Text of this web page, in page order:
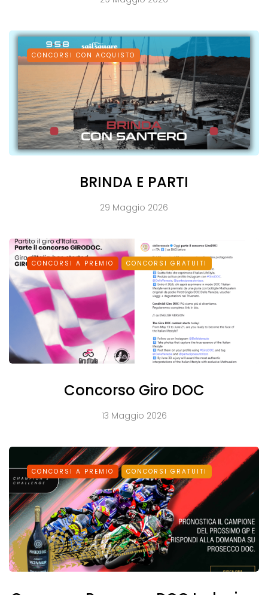
CONCORSI CON ACQUISTO
BRINDA E PARTI
29 Maggio 2026
CONCORSI A PREMIO CONCORSI GRATUITI
Concorso Giro DOC
13 Maggio 2026
CONCORSI A PREMIO CONCORSI GRATUITI